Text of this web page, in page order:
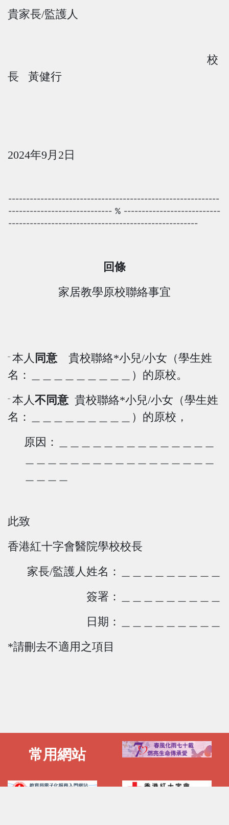
貴家長/監護人
校
長 黃健行
2024年9 月 2日
-----------------------------------------------------------
----------------------------- % ---------------------------
-----------------------------------------------------
回條
家居教學原校聯絡事宜
¨ 本人 同意 貴校聯絡*小兒/小女（學生姓
名：＿＿＿＿＿＿＿＿＿）的原校。
¨ 本人 不同意 貴校聯絡*小兒/小女（學生姓
名：＿＿＿＿＿＿＿＿＿）的原校，
原因：＿＿＿＿＿＿＿＿＿＿＿＿＿＿
此致
香港紅十字會醫院學校校長
家長/監護人姓名：＿＿＿＿＿＿＿＿＿
簽署 ：
日期：＿＿＿＿＿＿＿＿＿
*請刪去不適用之項目
常用網站